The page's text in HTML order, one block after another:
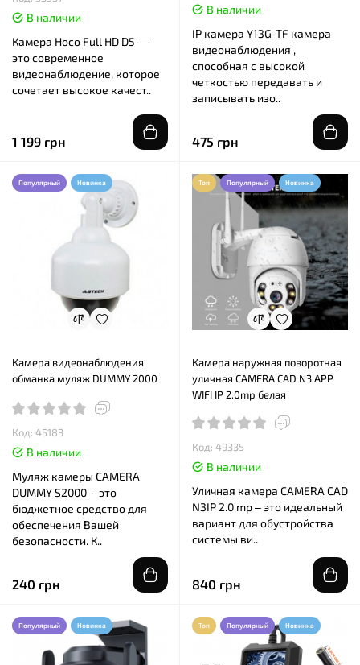
В наличии
Камера Hoco Full HD D5 —
это современное
видеонаблюдение, которое
сочетает высокое качест..
1 199 грн
В наличии
IP камера Y13G-TF камера
видеонаблюдения ,
способная с высокой
четкостью передавать и
записывать изо..
475 грн
Популярный Новинка
Камера видеонаблюдения
обманка муляж DUMMY 2000
Код: 45183
В наличии
Муляж камеры CAMERA
DUMMY S2000 - это
бюджетное средство для
обеспечения Вашей
безопасности. К..
240 грн
Топ Популярный Новинка
Камера наружная поворотная
уличная CAMERA CAD N3 APP
WIFI IP 2.0mp белая
Код: 49335
В наличии
Уличная камера CAMERA CAD
N3IP 2.0 mp – это идеальный
вариант для обустройства
системы ви..
840 грн
Популярный Новинка Топ Популярный Новинка